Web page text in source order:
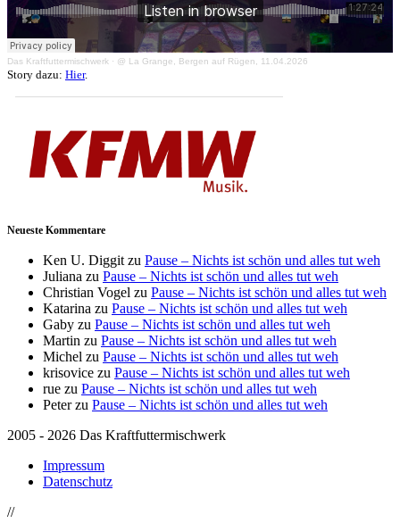
Das Kraftfuttermischwerk · @ La Grange, Bergen auf Rügen, 11.04.2026
Story dazu: Hier.
Neueste Kommentare
Ken U. Diggit zu Pause – Nichts ist schön und alles tut weh
Juliana zu Pause – Nichts ist schön und alles tut weh
Christian Vogel zu Pause – Nichts ist schön und alles tut weh
Katarina zu Pause – Nichts ist schön und alles tut weh
Gaby zu Pause – Nichts ist schön und alles tut weh
Martin zu Pause – Nichts ist schön und alles tut weh
Michel zu Pause – Nichts ist schön und alles tut weh
krisovice zu Pause – Nichts ist schön und alles tut weh
rue zu Pause – Nichts ist schön und alles tut weh
Peterzu Pause – Nichts ist schön und alles tut weh
2005 - 2026 Das Kraftfuttermischwerk
Impressum
Datenschutz
//